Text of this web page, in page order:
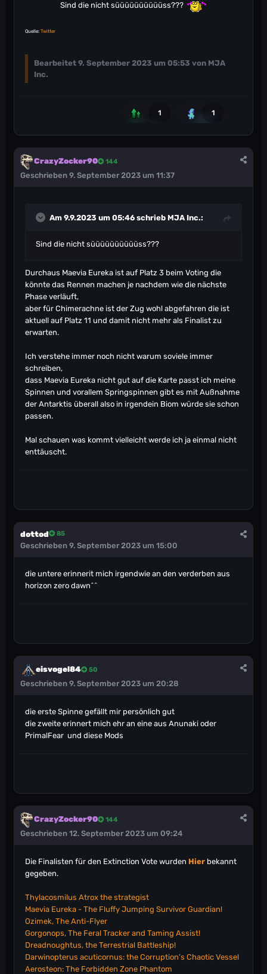
Sind die nicht süüüüüüüüüüss???
Quelle: Twitter
Bearbeitet 9. September 2023 um 05:53 von MJA
Inc.
1 1
CrazyZocker90 144
Geschrieben 9. September 2023 um 11:37
Am 9.9.2023 um 05:46 schrieb MJA Inc.:
Sind die nicht süüüüüüüüüüss???
Durchaus Maevia Eureka ist auf Platz 3 beim Voting die
könnte das Rennen machen je nachdem wie die nächste
Phase verläuft,
aber für Chimerachne ist der Zug wohl abgefahren die ist
aktuell auf Platz 11 und damit nicht mehr als Finalist zu
erwarten.
Ich verstehe immer noch nicht warum soviele immer
schreiben,
dass Maevia Eureka nicht gut auf die Karte passt ich meine
Spinnen und vorallem Springspinnen gibt es mit Außnahme
der Antarktis überall also in irgendein Biom würde sie schon
passen.
Mal schauen was kommt vielleicht werde ich ja einmal nicht
enttäuscht.
dottod 85
Geschrieben 9. September 2023 um 15:00
die untere erinnerit mich irgendwie an den verderben aus
horizon zero dawn^^
eisvogel84 50
Geschrieben 9. September 2023 um 20:28
die erste Spinne gefällt mir persönlich gut
die zweite erinnert mich ehr an eine aus Anunaki oder
PrimalFear und diese Mods
CrazyZocker90 144
Geschrieben 12. September 2023 um 09:24
Die Finalisten für den Extinction Vote wurden Hier bekannt
gegeben.
Thylacosmilus Atrox the strategist
Maevia Eureka - The Fluffy Jumping Survivor Guardian!
Ozimek, The Anti-Flyer
Gorgonops, The Feral Tracker and Taming Assist!
Dreadnoughtus, the Terrestrial Battleship!
Darwinopterus acuticornus: the Corruption's Chaotic Vessel
Aerosteon: The Forbidden Zone Phantom